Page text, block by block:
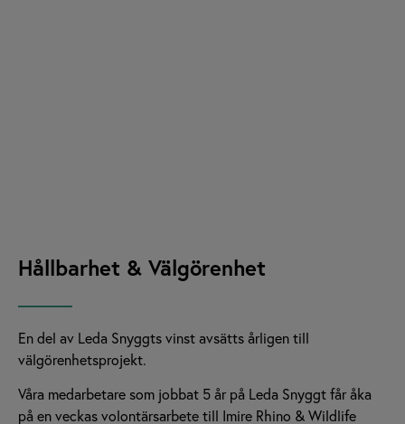
Hållbarhet & Välgörenhet
En del av Leda Snyggts vinst avsätts årligen till
välgörenhetsprojekt.
Våra medarbetare som jobbat 5 år på Leda Snyggt får åka
på en veckas volontärsarbete till Imire Rhino & Wildlife